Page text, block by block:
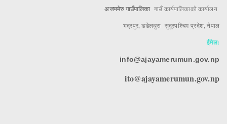
अजयमेरु गाउँपालिका गाउँ कार्यपालिकाको कार्यालय
भद्रपुर, डडेलधुरा सुदूरपश्चिम प्रदेश, नेपाल
ईमेल:
info@ajayamerumun.gov.np
ito@ajayamerumun.gov.np